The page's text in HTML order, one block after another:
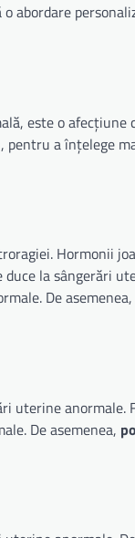
abordare
este o
a înțelege
Hormonii
la sângerări
De asemenea,
uterine
De asemenea,